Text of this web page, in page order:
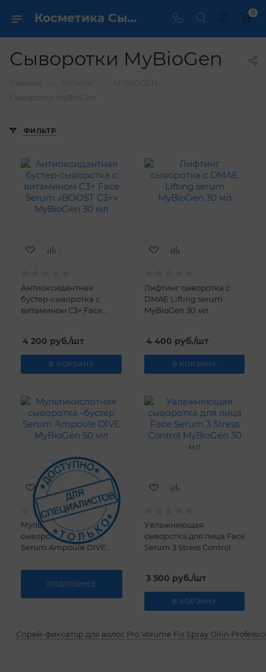
Косметика Сыворотки MyBioGen - купить в интернет магазине ✔️ по выгодной цене 0
Сыворотки MyBioGen
ФИЛЬТР
Антиоксидантная
бустер-сыворотка с
витамином C3+ Face
4 200 руб./шт
В КОРЗИНУ
Лифтинг сыворотка с
DMAE Lifting serum
MyBioGen 30 мл
4 400 руб./шт
В КОРЗИНУ
Мультикислотная
сыворотка -бустер
Serum Ampoule DIVE
ПОДРОБНЕЕ
Увлажняющая
сыворотка для лица Face
Serum 3 Stress Control
3 500 руб./шт
В КОРЗИНУ
Спрей-фиксатор для волос Pro Volume Fix Spray Ollin